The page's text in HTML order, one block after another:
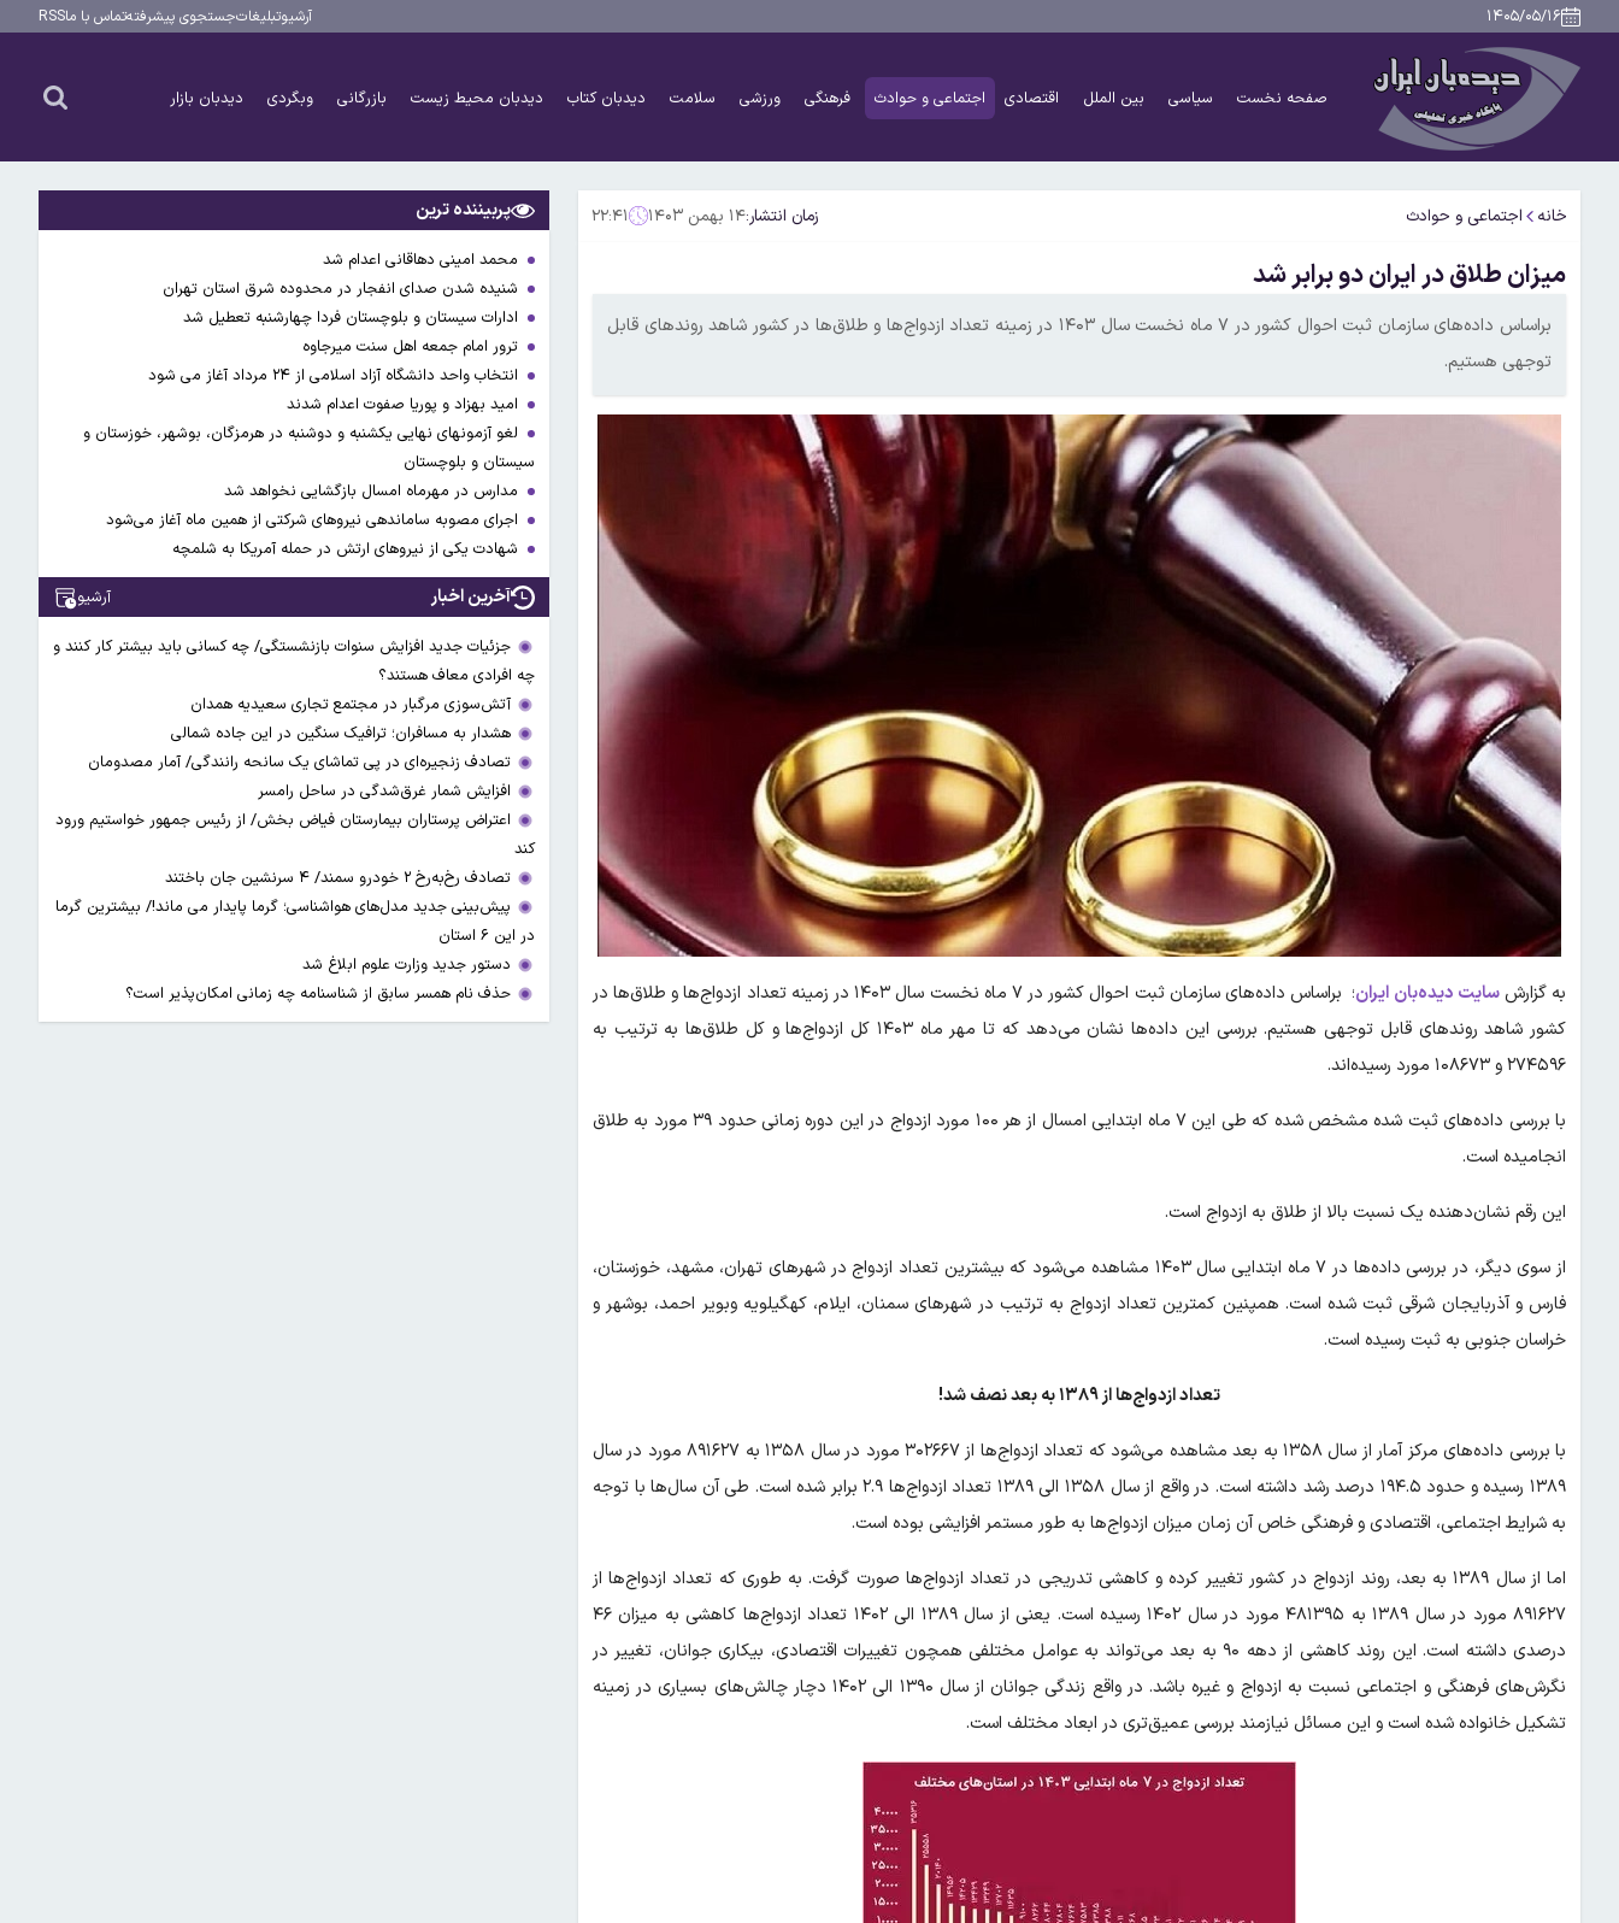
۱۴۰۵/۰۵/۱۶ آرشیوتبلیغاتجستجوی پیشرفتهتماس با ماRSS
صفحه نخست سیاسی بین الملل اقتصادی اجتماعی و حوادث فرهنگی ورزشی سلامت دیدبان کتاب دیدبان محیط زیست بازرگانی وبگردی دیدبان بازار
خانه اجتماعی و حوادث زمان انتشار:۱۴ بهمن ۱۴۰۳ ۲۲:۴۱
میزان طلاق در ایران دو برابر شد
براساس داده‌های سازمان ثبت احوال کشور در ۷ ماه نخست سال ۱۴۰۳ در زمینه تعداد ازدواج‌ها و طلاق‌ها در کشور شاهد روندهای قابل
توجهی هستیم.
به گزارشسایت دیده‌بان ایران
؛ براساس داده‌های سازمان ثبت احوال کشور در ۷ ماه نخست سال ۱۴۰۳ در زمینه تعداد ازدواج‌ها و طلاق‌ها در
کشور شاهد روندهای قابل توجهی هستیم. بررسی این داده‌ها نشان می‌دهد که تا مهر ماه ۱۴۰۳ کل ازدواج‌ها و کل طلاق‌ها به ترتیب به
۲۷۴۵۹۶ و ۱۰۸۶۷۳ مورد رسیده‌اند.
با بررسی داده‌های ثبت شده مشخص شده که طی این ۷ ماه ابتدایی امسال از هر ۱۰۰ مورد ازدواج در این دوره زمانی حدود ۳۹ مورد به طلاق
انجامیده است.
این رقم نشان‌دهنده یک نسبت بالا از طلاق به ازدواج است.
از سوی دیگر، در بررسی داده‌ها در ۷ ماه ابتدایی سال ۱۴۰۳ مشاهده می‌شود که بیشترین تعداد ازدواج در شهرهای تهران، مشهد، خوزستان،
فارس و آذربایجان شرقی ثبت شده است. همپنین کمترین تعداد ازدواج به ترتیب در شهرهای سمنان، ایلام، کهگیلویه وبویر احمد، بوشهر و
خراسان جنوبی به ثبت رسیده است.
تعداد ازدواج‌ها از ۱۳۸۹ به بعد نصف شد!
با بررسی داده‌های مرکز آمار از سال ۱۳۵۸ به بعد مشاهده می‌شود که تعداد ازدواج‌ها از ۳۰۲۶۶۷ مورد در سال ۱۳۵۸ به ۸۹۱۶۲۷ مورد در سال
۱۳۸۹ رسیده و حدود ۱۹۴.۵ درصد رشد داشته است. در واقع از سال ۱۳۵۸ الی ۱۳۸۹ تعداد ازدواج‌ها ۲.۹ برابر شده است. طی آن سال‌ها با توجه
به شرایط اجتماعی، اقتصادی و فرهنگی خاص آن زمان میزان ازدواج‌ها به طور مستمر افزایشی بوده است.
اما از سال ۱۳۸۹ به بعد، روند ازدواج در کشور تغییر کرده و کاهشی تدریجی در تعداد ازدواج‌ها صورت گرفت. به طوری که تعداد ازدواج‌ها از
۸۹۱۶۲۷ مورد در سال ۱۳۸۹ به ۴۸۱۳۹۵ مورد در سال ۱۴۰۲ رسیده است. یعنی از سال ۱۳۸۹ الی ۱۴۰۲ تعداد ازدواج‌ها کاهشی به میزان ۴۶
درصدی داشته است. این روند کاهشی از دهه ۹۰ به بعد می‌تواند به عوامل مختلفی همچون تغییرات اقتصادی، بیکاری جوانان، تغییر در
نگرش‌های فرهنگی و اجتماعی نسبت به ازدواج و غیره باشد. در واقع زندگی جوانان از سال ۱۳۹۰ الی ۱۴۰۲ دچار چالش‌های بسیاری در زمینه
تشکیل خانواده شده است و این مسائل نیازمند بررسی عمیق‌تری در ابعاد مختلف است.
پربیننده ترین
محمد امینی دهاقانی اعدام شد
شنیده شدن صدای انفجار در محدوده شرق استان تهران
ادارات سیستان و بلوچستان فردا چهارشنبه تعطیل شد
ترور امام جمعه اهل سنت میرجاوه
انتخاب واحد دانشگاه آزاد اسلامی از ۲۴ مرداد آغاز می شود
امید بهزاد و پوریا صفوت اعدام شدند
لغو آزمونهای نهایی یکشنبه و دوشنبه در هرمزگان، بوشهر، خوزستان و
سیستان و بلوچستان
مدارس در مهرماه امسال بازگشایی نخواهد شد
اجرای مصوبه ساماندهی نیرو‌های شرکتی از همین ماه آغاز می‌شود
شهادت یکی از نیروهای ارتش در حمله آمریکا به شلمچه
آخرین اخبار آرشیو
جزئیات جدید افزایش سنوات بازنشستگی/ چه کسانی باید بیشتر کار کنند و
چه افرادی معاف هستند؟
آتش‌سوزی مرگبار در مجتمع تجاری سعیدیه همدان
هشدار به مسافران؛ ترافیک سنگین در این جاده شمالی
تصادف زنجیره‌ای در پی تماشای یک سانحه رانندگی/ آمار مصدومان
افزایش شمار غرق‌شدگی در ساحل رامسر
اعتراض پرستاران بیمارستان فیاض بخش/ از رئیس جمهور خواستیم ورود
کند
تصادف رخ‌به‌رخ ۲ خودرو سمند/ ۴ سرنشین جان باختند
پیش‌بینی جدید مدل‌های هواشناسی؛ گرما پایدار می ماند!/ بیشترین گرما
در این ۶ استان
دستور جدید وزارت علوم ابلاغ شد
حذف نام همسر سابق از شناسنامه چه زمانی امکان‌پذیر است؟